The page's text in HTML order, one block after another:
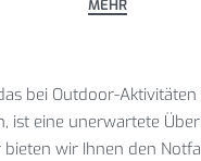
bei Outdoor-
ist eine unerwartete
bieten wir Ihnen den